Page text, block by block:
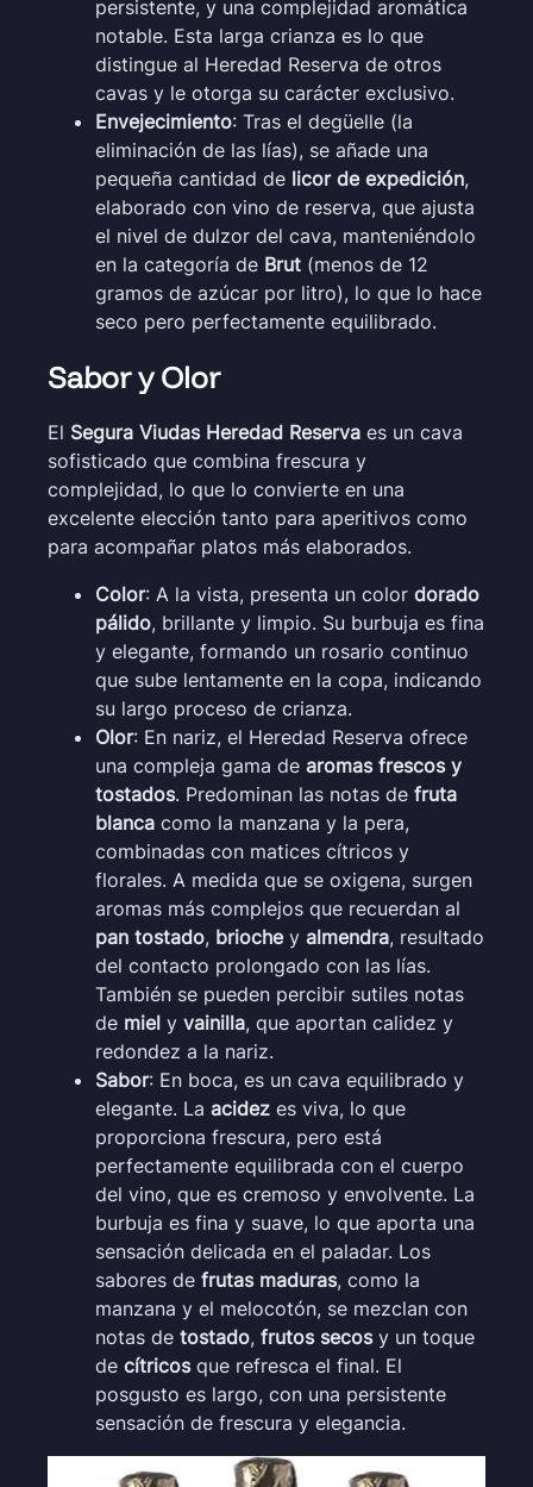
persistente, y una complejidad aromática
notable. Esta larga crianza es lo que
distingue al Heredad Reserva de otros
cavas y le otorga su carácter exclusivo.
Envejecimiento: Tras el degüelle (la
eliminación de las lías), se añade una
pequeña cantidad de licor de expedición,
elaborado con vino de reserva, que ajusta
el nivel de dulzor del cava, manteniéndolo
en la categoría de Brut (menos de 12
gramos de azúcar por litro), lo que lo hace
seco pero perfectamente equilibrado.
Sabor y Olor
El Segura Viudas Heredad Reserva es un cava
sofisticado que combina frescura y
complejidad, lo que lo convierte en una
excelente elección tanto para aperitivos como
para acompañar platos más elaborados.
Color: A la vista, presenta un color dorado
pálido, brillante y limpio. Su burbuja es fina
y elegante, formando un rosario continuo
que sube lentamente en la copa, indicando
su largo proceso de crianza.
Olor: En nariz, el Heredad Reserva ofrece
una compleja gama de aromas frescos y
tostados. Predominan las notas de fruta
blanca como la manzana y la pera,
combinadas con matices cítricos y
florales. A medida que se oxigena, surgen
aromas más complejos que recuerdan al
pan tostado, briochey almendra, resultado
del contacto prolongado con las lías.
También se pueden percibir sutiles notas
de miel y vainilla, que aportan calidez y
redondez a la nariz.
Sabor: En boca, es un cava equilibrado y
elegante. La acidez es viva, lo que
proporciona frescura, pero está
perfectamente equilibrada con el cuerpo
del vino, que es cremoso y envolvente. La
burbuja es fina y suave, lo que aporta una
sensación delicada en el paladar. Los
sabores de frutas maduras, como la
manzana y el melocotón, se mezclan con
notas de tostado, frutos secosy un toque
de cítricosque refresca el final. El
posgusto es largo, con una persistente
sensación de frescura y elegancia.